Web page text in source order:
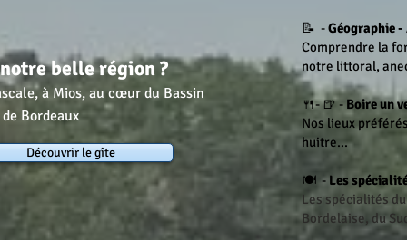
belle région ?
à Mios, au cœur du Bassin
Bordeaux
Découvrir le gîte
📝 -Géographie
Comprendre la
notre littoral,
🍴- 🍺 - Boire un
Nos lieux
huitre...
🍽 -Les
Les spécialités
Bordelaise, du